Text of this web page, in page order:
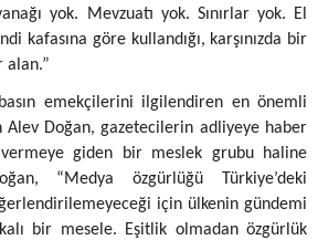
yok. Mevzuatı yok. Sınırlar yok. El
kafasına göre kullandığı, karşınızda bir
alan.”
emekçilerini ilgilendiren en önemli
Alev Doğan, gazetecilerin adliyeye haber
giden bir meslek grubu haline
“Medya özgürlüğü Türkiye’deki
için ülkenin gündemi
bir mesele. Eşitlik olmadan özgürlük